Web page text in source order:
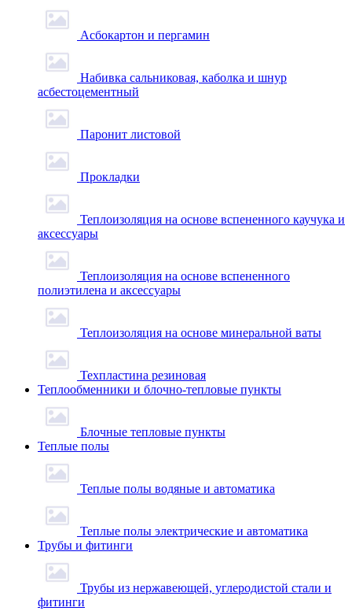
Асбокартон и пергамин
Набивка сальниковая, каболка и шнур
асбестоцементный
Паронит листовой
Прокладки
Теплоизоляция на основе вспененного каучука и
аксессуары
Теплоизоляция на основе вспененного
полиэтилена и аксессуары
Теплоизоляция на основе минеральной ваты
Техпластина резиновая
Теплообменники и блочно-тепловые пункты
Блочные тепловые пункты
Теплые полы
Теплые полы водяные и автоматика
Теплые полы электрические и автоматика
Трубы и фитинги
Трубы из нержавеющей, углеродистой стали и
фитинги